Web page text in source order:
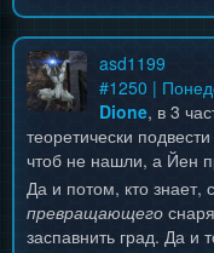
asd1199
#1250 |
Dione, в 3
теоретически
чтоб не нашли, а Йен
Да и потом, кто знает,
превращающего
заспавнить град. Да и